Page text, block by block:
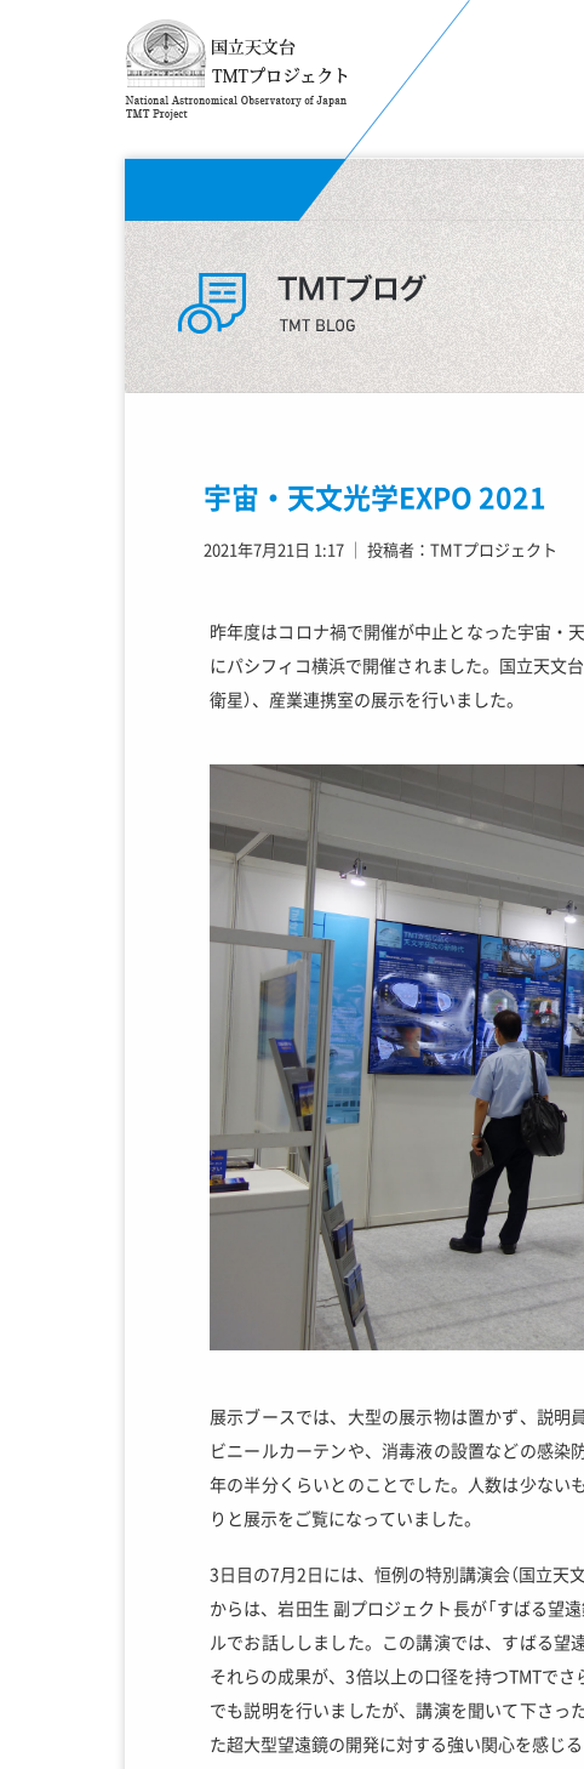
宇宙・天文光学EXPO 2021
2021年7月21日 1:17 │ 投稿者：TMTプロジェクト
昨年度はコロナ禍で開催が中止となった宇宙・
にパシフィコ横浜で開催されました。国立天文
衛星）、産業連携室の展示を行いました。
展示ブースでは、大型の展示物は置かず、説明
ビニールカーテンや、消毒液の設置などの感
年の半分くらいとのことでした。人数は少ない
りと展示をご覧になっていました。
3日目の7月2日には、恒例の特別講演会（国立天
からは、岩田生 副プロジェクト長が「すばる望
ルでお話ししました。この講演では、すばる望
それらの成果が、3倍以上の口径を持つTMTで
でも説明を行いましたが、講演を聞いて下さっ
た超大型望遠鏡の開発に対する強い関心を感じる